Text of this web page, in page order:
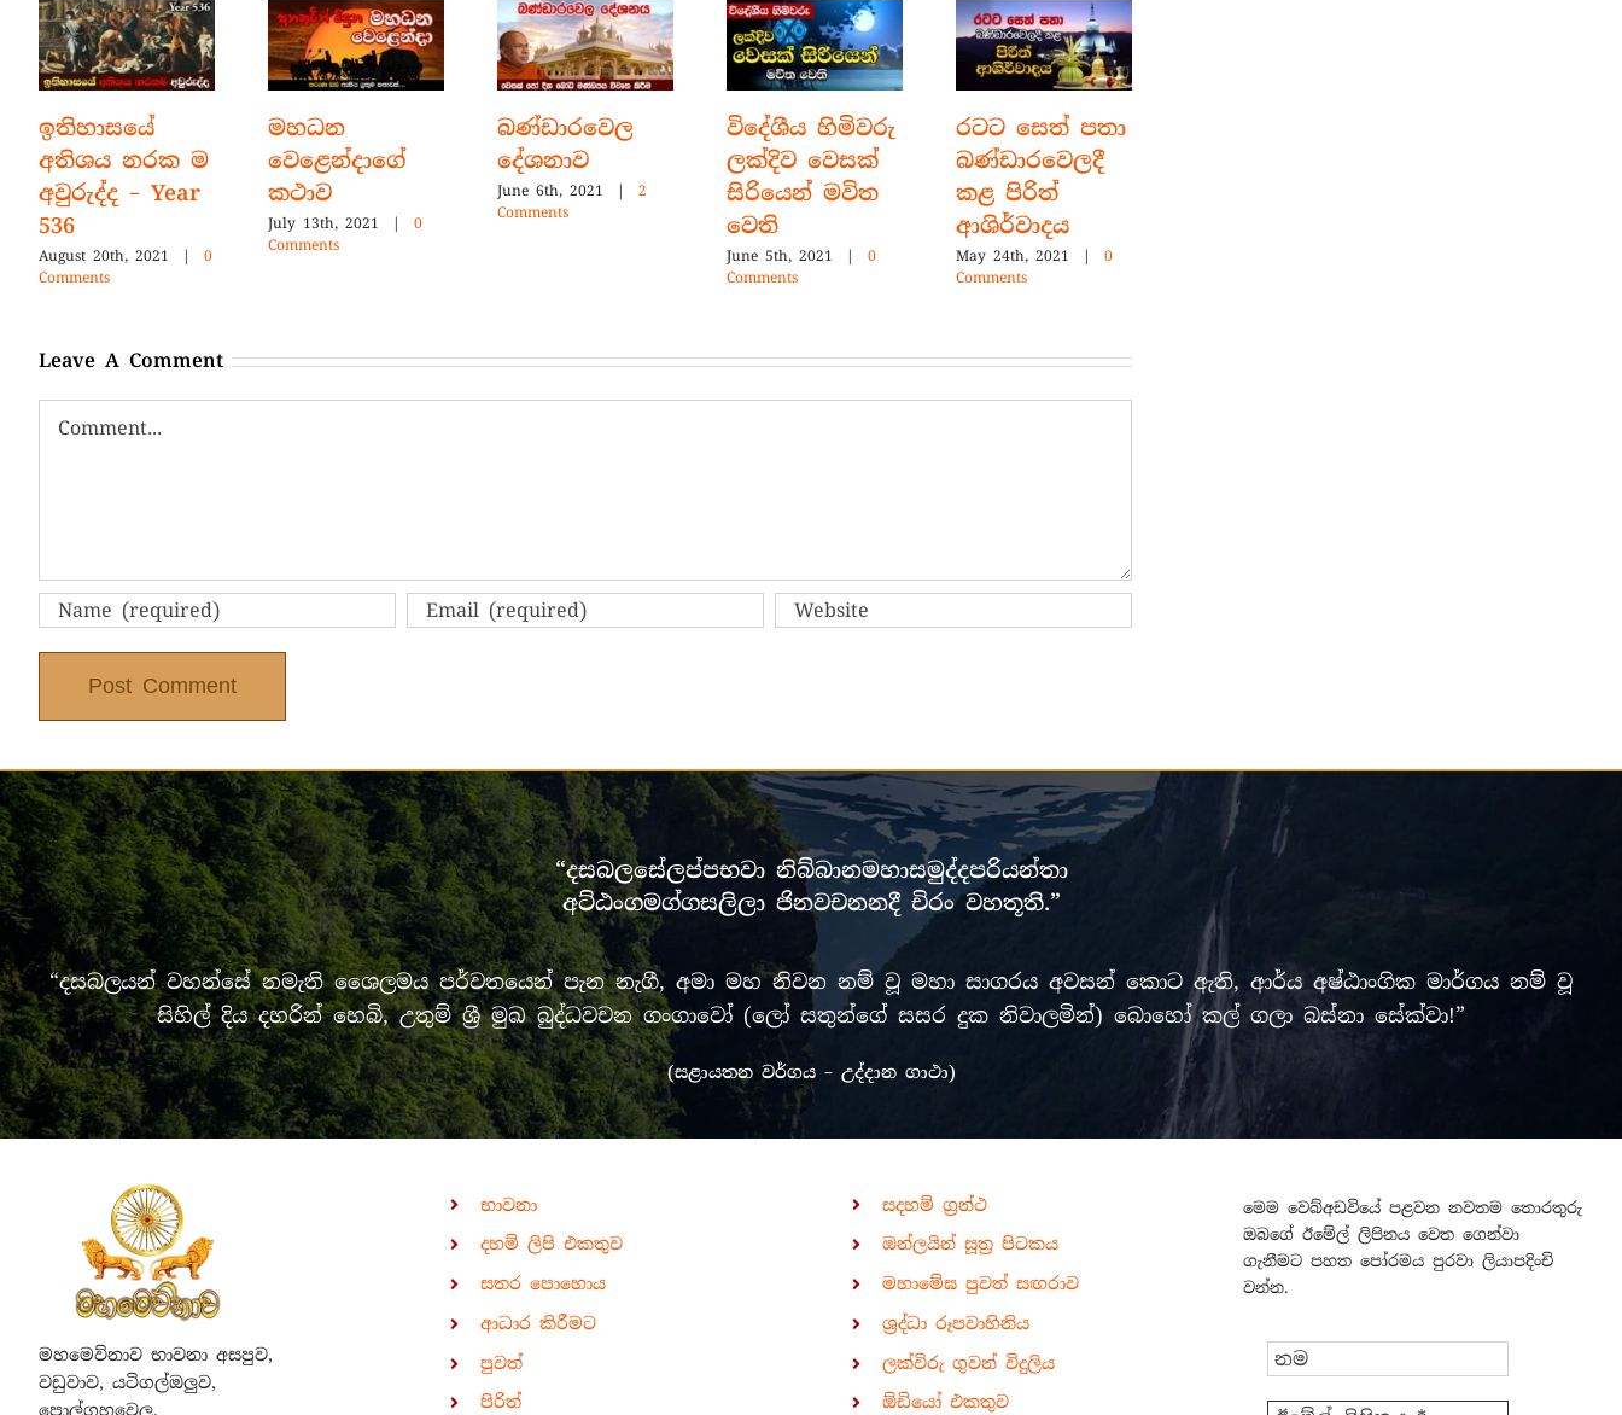
ඉතිහාසයේ
අතිශය නරක ම
අවුරුද්ද – Year
536
August 20th, 2021 |
0
Comments
මහධන
වෙළෙන්දාගේ
කථාව
July 13th, 2021 |
0
Comments
බණ්ඩාරවෙල
දේශනාව
June 6th, 2021 |
2
Comments
විදේශීය හිමිවරු
ලක්දිව වෙසක්
සිරියෙන් මවිත
වෙති
June 5th, 2021 |
0
Comments
රටට සෙත් පතා
බණ්ඩාරවෙලදී
කළ පිරිත්
ආශිර්වාදය
May 24th, 2021 |
0
Comments
Leave A Comment
Comment
“දසබලසේලප්පභවා නිබ්බානමහාසමුද්දපරියන්තා
අට්ඨංගමග්ගසලිලා ජිනවචනනදී චිරං වහතූති.”
“දසබලයන් වහන්සේ නමැති ශෛලමය පර්වතයෙන් පැන නැගී, අමා මහ නිවන නම් වූ මහා සාගරය අවසන් කොට ඇති, ආර්ය අෂ්ඨාංගික මාර්ගය නම් වූ
සිහිල් දිය දහරින් හෙබි, උතුම් ශ්‍රී මුඛ බුද්ධවචන ගංගාවෝ (ලෝ සතුන්ගේ සසර දුක නිවාලමින්) බොහෝ කල් ගලා බස්නා සේක්වා!”
(සළායතන වර්ගය – උද්දාන ගාථා)
මහමෙව්නාව භාවනා අසපුව,
වඩුවාව, යටිගල්ඔලුව,
පොල්ගහවෙල.
භාවනා
දහම් ලිපි එකතුව
සතර පොහොය
ආධාර කිරීමට
පුවත්
පිරිත්
සදහම් ග්‍රන්ථ
ඔන්ලයින් සූත්‍ර පිටකය
මහාමේඝ පුවත් සඟරාව
ශ්‍රද්ධා රූපවාහිනිය
ලක්විරු ගුවන් විදුලිය
ඕඩියෝ එකතුව
මෙම වෙබ්අඩවියේ පළවන නවතම තොරතුරු
ඔබගේ ඊමේල් ලිපිනය වෙත ගෙන්වා
ගැනීමට පහත පෝරමය පුරවා ලියාපදිංචි
වන්න.